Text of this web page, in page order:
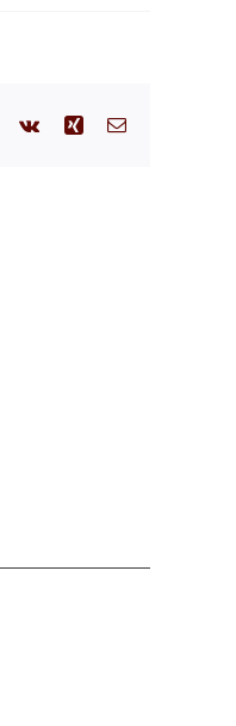
Pinterest
Vk Xing Email